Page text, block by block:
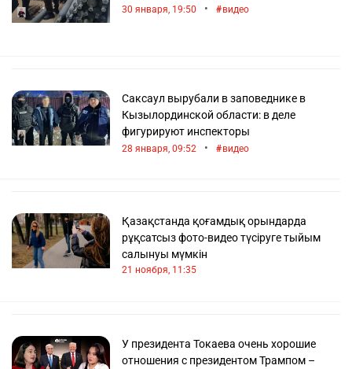
30 января, 19:50 • видео
Саксаул вырубали в заповеднике в
Кызылординской области: в деле
фигурируют инспекторы
28 января, 09:52 • видео
Қазақстанда қоғамдық орындарда
рұқсатсыз фото-видео түсіруге тыйым
салынуы мүмкін
21 ноября, 11:35
У президента Токаева очень хорошие
отношения с президентом Трампом –